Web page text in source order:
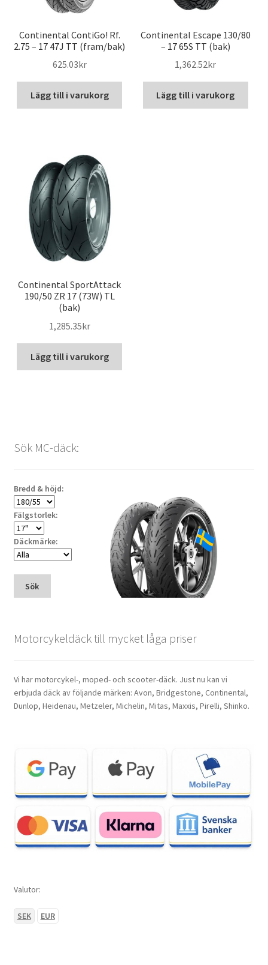
Continental ContiGo! Rf.
2.75 – 17 47J TT (fram/bak)
625.03kr
Lägg till i varukorg
Continental Escape 130/80
– 17 65S TT (bak)
1,362.52kr
Lägg till i varukorg
Continental SportAttack
190/50 ZR 17 (73W) TL
(bak)
1,285.35kr
Lägg till i varukorg
Sök MC-däck:
Bredd & höjd:
Fälgstorlek:
Däckmärke:
Sök
Motorcykeldäck till mycket låga priser
Vi har motorcykel-, moped- och scooter-däck. Just nu kan vi
erbjuda däck av följande märken: Avon, Bridgestone, Continental,
Dunlop, Heidenau, Metzeler, Michelin, Mitas, Maxxis, Pirelli, Shinko.
Valutor:
SEK EUR